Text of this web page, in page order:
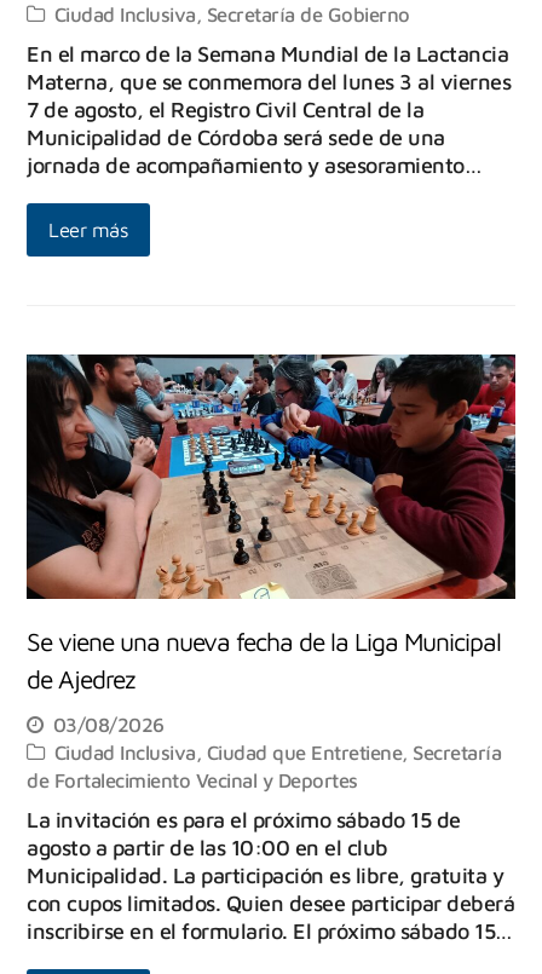
Ciudad Inclusiva Secretaría de Gobierno
En el marco de la Semana Mundial de la Lactancia
Materna, que se conmemora del lunes 3 al viernes
7 de agosto, el Registro Civil Central de la
Municipalidad de Córdoba será sede de una
jornada de acompañamiento y asesoramiento…
Leer más
Se viene una nueva fecha de la Liga Municipal
de Ajedrez
03/08/2026
Ciudad Inclusiva, Ciudad que Entretiene, Secretaría
de Fortalecimiento Vecinal y Deportes
La invitación es para el próximo sábado 15 de
agosto a partir de las 10:00 en el club
Municipalidad. La participación es libre, gratuita y
con cupos limitados. Quien desee participar deberá
inscribirse en el formulario. El próximo sábado 15…